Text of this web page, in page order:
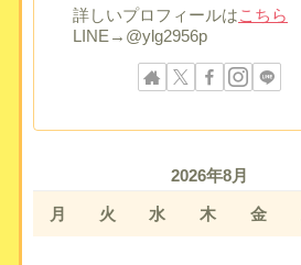
詳しいプロフィールはこちら
LINE→@ylg2956p
2026年8月
月 火 水 木 金